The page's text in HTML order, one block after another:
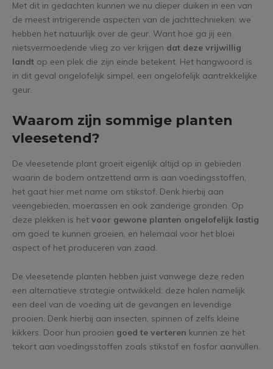
Met dit in gedachten kunnen we nu dieper duiken in een van
de meest intrigerende aspecten van de jachttechnieken: we
hebben het natuurlijk over de geur. Want hoe ga jij een
nietsvermoedende vlieg zo ver krijgen dat deze vrijwillig
landt op een plek die zijn einde betekent. Het hangwoord is
in dit geval ongelofelijk simpel, een ongelofelijk aantrekkelijke
geur.
Waarom zijn sommige planten
vleesetend?
De vleesetende plant groeit eigenlijk altijd op in gebieden
waarin de bodem ontzettend arm is aan voedingsstoffen,
het gaat hier met name om stikstof. Denk hierbij aan
veengebieden, moerassen en ook zanderige gronden. Op
deze plekken is het voor gewone planten ongelofelijk lastig
om goed te kunnen groeien, en helemaal voor het bloei
aspect of het produceren van zaad.
De vleesetende planten hebben juist vanwege deze reden
een alternatieve strategie ontwikkeld: deze halen namelijk
een deel van de voeding uit de gevangen en levendige
prooien. Denk hierbij aan insecten, spinnen of zelfs kleine
kikkers. Door hun prooien goed te verteren kunnen ze het
tekort aan voedingsstoffen zoals stikstof en fosfor aanvullen.